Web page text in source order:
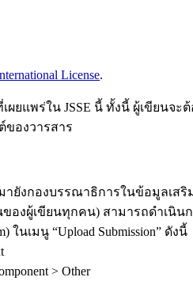
License.
ยแพร่ใน JSSE นี้ ทั้งนี้ ผู้เขีย
ของวารสาร
กองบรรณาธิการในข้อมูลเสริม
ของผู้เขียนทุกคน) สามารถดำ
นเมนู “Upload Submission” ดังนี้
> Other